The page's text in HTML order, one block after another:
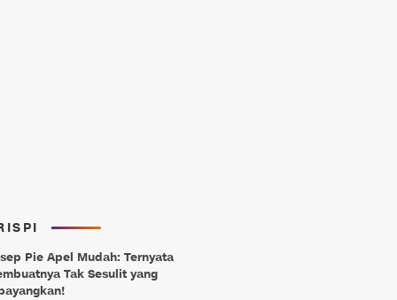
Pie Apel Mudah: Ternyata
Tak Sesulit yang